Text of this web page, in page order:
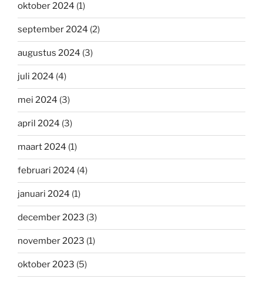
oktober 2024 (1)
september 2024 (2)
augustus 2024 (3)
juli 2024 (4)
mei 2024 (3)
april 2024 (3)
maart 2024 (1)
februari 2024 (4)
januari 2024 (1)
december 2023 (3)
november 2023 (1)
oktober 2023 (5)